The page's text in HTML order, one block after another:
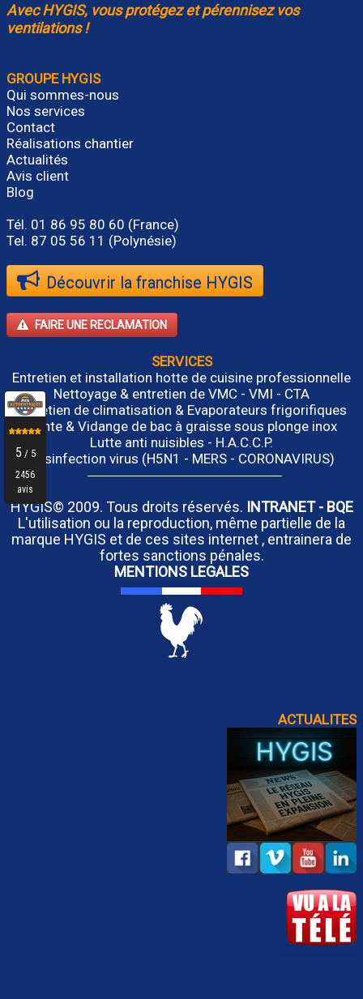
Avec HYGIS, vous protégez et pérennisez vos
ventilations !
GROUPE HYGIS
Qui sommes-nous
Nos services
Contact
Réalisations chantier
Actualités
Avis client
Blog
Tél. 01 86 95 80 60 (France)
Tel. 87 05 56 11 (Polynésie)
Découvrir la franchise HYGIS
FAIRE UNE RECLAMATION
SERVICES
Entretien et installation hotte de cuisine professionnelle
Nettoyage & entretien de VMC - VMI - CTA
Entretien de climatisation & Evaporateurs frigorifiques
Vente & Vidange de bac à graisse sous plonge inox
Lutte anti nuisibles - H.A.C.C.P.
Désinfection virus (H5N1 - MERS - CORONAVIRUS)
HYGIS© 2009. Tous droits réservés. INTRANET- BQE
L'utilisation ou la reproduction, même partielle de la
marque HYGIS et de ces sites internet , entrainera de
fortes sanctions pénales.
MENTIONS LEGALES
ACTUALITES